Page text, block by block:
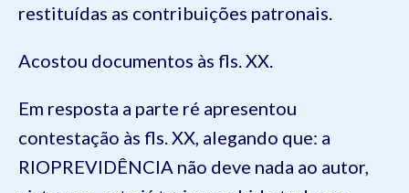
restituídas as contribuições patronais.
Acostou documentos às fls. XX.
Em resposta a parte ré apresentou
contestação às fls. XX, alegando que: a
RIOPREVIDÊNCIA não deve nada ao autor,